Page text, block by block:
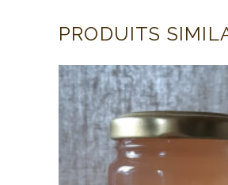
PRODUITS